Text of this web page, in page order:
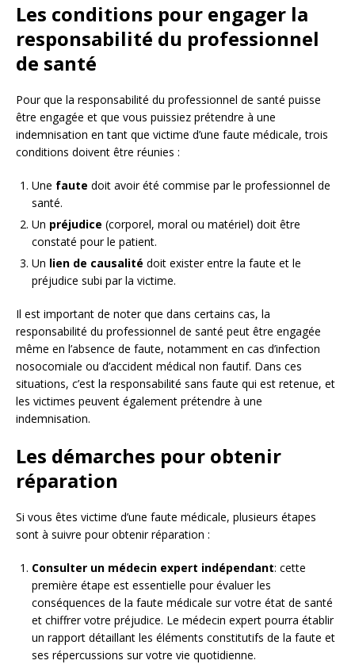
Les conditions pour engager la
responsabilité du professionnel
de santé
Pour que la responsabilité du professionnel de santé puisse
être engagée et que vous puissiez prétendre à une
indemnisation en tant que victime d’une faute médicale, trois
conditions doivent être réunies :
Une faute doit avoir été commise par le professionnel de
santé.
Un préjudice (corporel, moral ou matériel) doit être
constaté pour le patient.
Un lien de causalité doit exister entre la faute et le
préjudice subi par la victime.
Il est important de noter que dans certains cas, la
responsabilité du professionnel de santé peut être engagée
même en l’absence de faute, notamment en cas d’infection
nosocomiale ou d’accident médical non fautif. Dans ces
situations, c’est la responsabilité sans faute qui est retenue, et
les victimes peuvent également prétendre à une
indemnisation.
Les démarches pour obtenir
réparation
Si vous êtes victime d’une faute médicale, plusieurs étapes
sont à suivre pour obtenir réparation :
Consulter un médecin expert indépendant: cette
première étape est essentielle pour évaluer les
conséquences de la faute médicale sur votre état de santé
et chiffrer votre préjudice. Le médecin expert pourra établir
un rapport détaillant les éléments constitutifs de la faute et
ses répercussions sur votre vie quotidienne.